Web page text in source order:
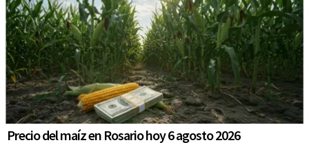
Precio del maíz en Rosario hoy 6 agosto 2026